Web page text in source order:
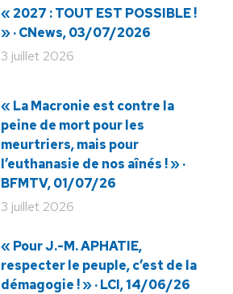
« 2027 : TOUT EST POSSIBLE !
» · CNews, 03/07/2026
3 juillet 2026
« La Macronie est contre la
peine de mort pour les
meurtriers, mais pour
l’euthanasie de nos aînés ! » ·
BFMTV, 01/07/26
3 juillet 2026
« Pour J.-M. APHATIE,
respecter le peuple, c’est de la
démagogie ! » · LCI, 14/06/26